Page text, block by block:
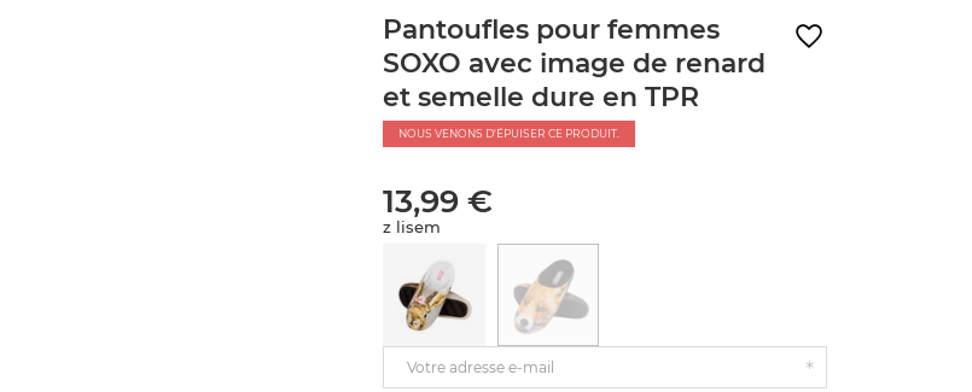
Pantoufles pour femmes
SOXO avec image de renard
et semelle dure en TPR
NOUS VENONS D'ÉPUISER CE PRODUIT.
13,99 €
z lisem
Votre adresse e-mail